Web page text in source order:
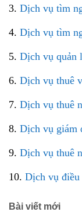
3. Dịch vụ tìm
4. Dịch vụ tìm
5. Dịch vụ quản
6. Dịch vụ thuê
7. Dịch vụ thuê
8. Dịch vụ giám
9. Dịch vụ thuê
10. Dịch vụ điều
Bài viết mới